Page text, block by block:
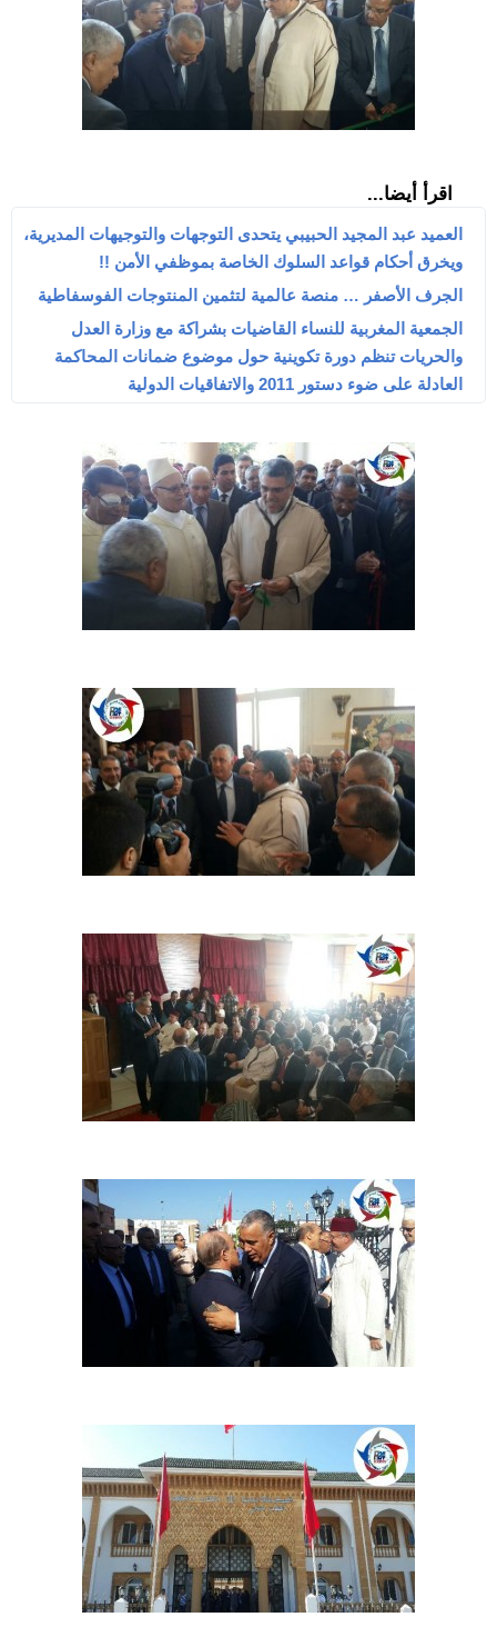
اقرأ أيضا...
العميد عبد المجيد الحبيبي يتحدى التوجهات والتوجيهات المديرية،
ويخرق أحكام قواعد السلوك الخاصة بموظفي الأمن !!
الجرف الأصفر … منصة عالمية لتثمين المنتوجات الفوسفاطية
الجمعية المغربية للنساء القاضيات بشراكة مع وزارة العدل
والحريات تنظم دورة تكوينية حول موضوع ضمانات المحاكمة
العادلة على ضوء دستور 2011 والاتفاقيات الدولية